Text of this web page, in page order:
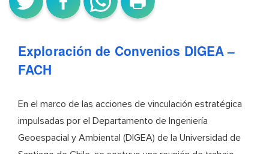
Exploración de Convenios DIGEA –
FACH
En el marco de las acciones de vinculación estratégica
impulsadas por el Departamento de Ingeniería
Geoespacial y Ambiental (DIGEA) de la Universidad de